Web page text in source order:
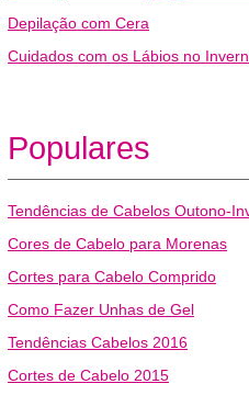
Depilação com Cera
Cuidados com os Lábios no
Populares
Tendências de Cabelos Outono-
Cores de Cabelo para Morenas
Cortes para Cabelo Comprido
Como Fazer Unhas de Gel
Tendências Cabelos 2016
Cortes de Cabelo 2015